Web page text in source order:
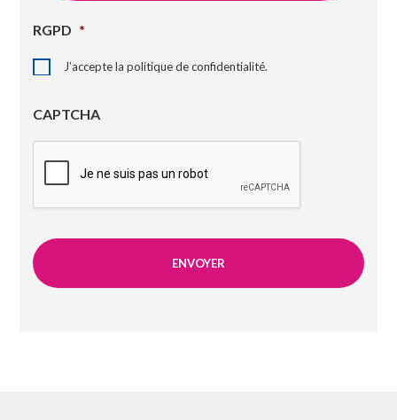
RGPD *
J’accepte la politique de confidentialité.
CAPTCHA